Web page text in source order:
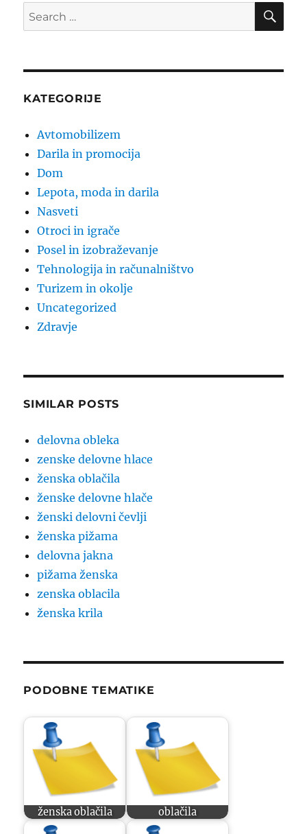
Search
for:
KATEGORIJE
Avtomobilizem
Darila in promocija
Dom
Lepota, moda in darila
Nasveti
Otroci in igrače
Posel in izobraževanje
Tehnologija in računalništvo
Turizem in okolje
Uncategorized
Zdravje
SIMILAR POSTS
delovna obleka
zenske delovne hlace
ženska oblačila
ženske delovne hlače
ženski delovni čevlji
ženska pižama
delovna jakna
pižama ženska
zenska oblacila
ženska krila
PODOBNE TEMATIKE
ženska oblačila oblačila